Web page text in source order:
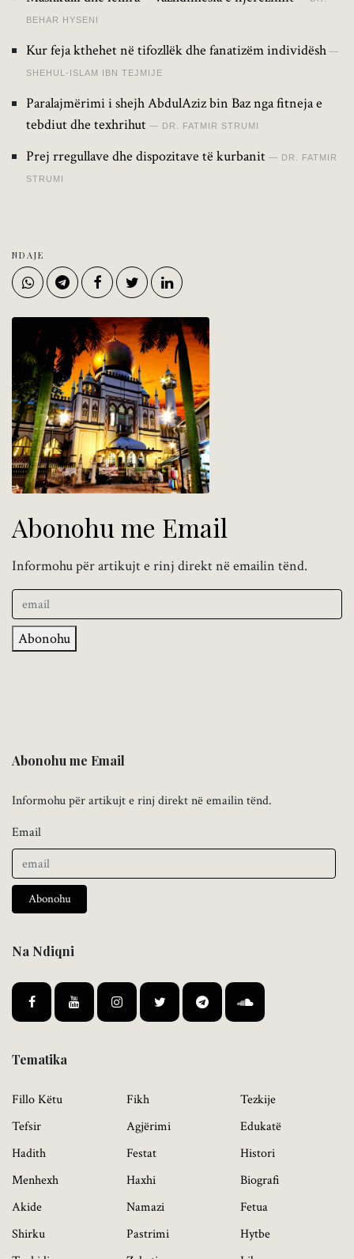
BEHAR HYSENI
Kur feja kthehet në tifozllëk dhe fanatizëm individësh
SHEHUL-ISLAM IBN TEJMIJE
Paralajmërimi i shejh AbdulAziz bin Baz nga fitneja e
tebdiut dhe texhrihut
DR. FATMIR STRUMI
Prej rregullave dhe dispozitave të kurbanit DR. FATMIR
STRUMI
NDAJE
Abonohu me Email
Informohu për artikujt e rinj direkt në emailin tënd.
Abonohu
Abonohu me Email
Informohu për artikujt e rinj direkt në emailin tënd.
Email
Abonohu
Na Ndiqni
Tematika
Fillo Këtu
Tefsir
Hadith
Menhexh
Akide
Shirku
Fikh
Agjërimi
Festat
Haxhi
Namazi
Pastrimi
Tezkije
Edukatë
Histori
Biografi
Fetua
Hytbe